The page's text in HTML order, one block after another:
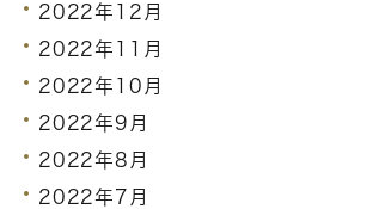
2022年12月
2022年11月
2022年10月
2022年9月
2022年8月
2022年7月